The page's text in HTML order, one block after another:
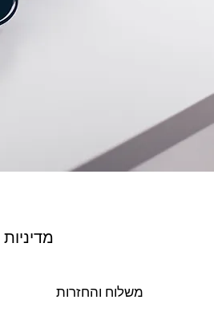
מדיניות
משלוח והחזרות